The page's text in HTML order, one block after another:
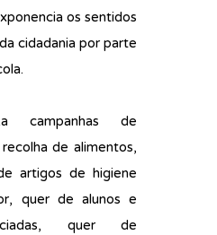
os sentidos
cidadania por parte
campanhas de
de alimentos,
artigos de higiene
quer de alunos e
quer de